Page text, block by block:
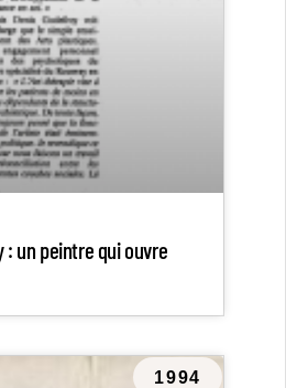
: un peintre qui ouvre
1994